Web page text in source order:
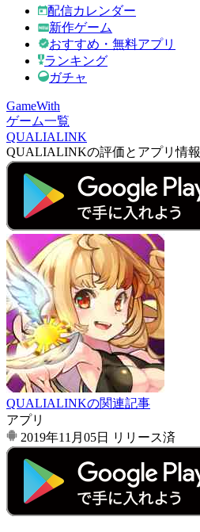
配信カレンダー
新作ゲーム
おすすめ・無料アプリ
ランキング
ガチャ
GameWith
ゲーム一覧
QUALIALINK
QUALIALINKの評価とアプリ情報
QUALIALINKの関連記事
アプリ
2019年11月05日
リリース済